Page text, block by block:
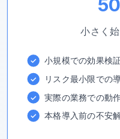
小さく
✓ 小規模での効果検
✓ リスク最小限での
✓ 実際の業務での動
✓ 本格導入前の不安